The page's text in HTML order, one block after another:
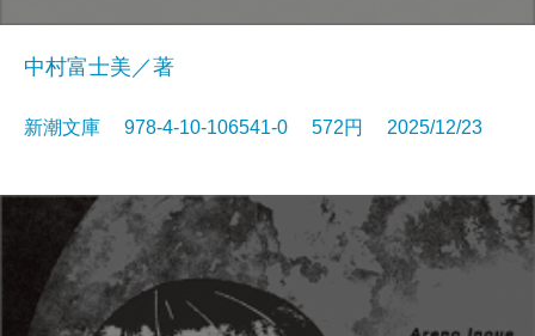
中村富士美／著
新潮文庫 978-4-10-106541-0 572円 2025/12/23